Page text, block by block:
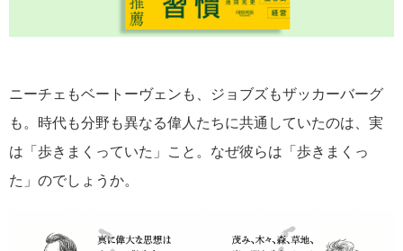
ニーチェもベートーヴェンも、ジョブズもザッカーバーグ
も。時代も分野も異なる偉人たちに共通していたのは、実
は「歩きまくっていた」こと。なぜ彼らは「歩きまくっ
た」のでしょうか。